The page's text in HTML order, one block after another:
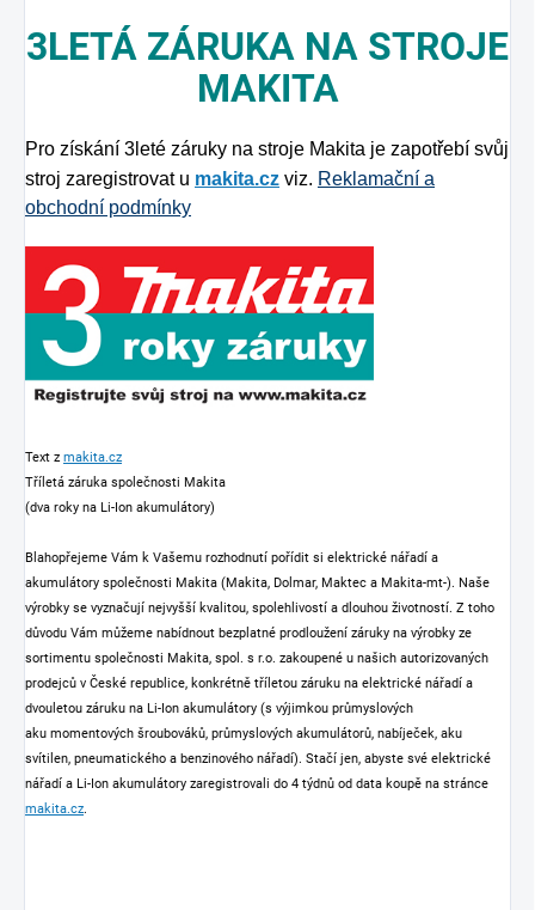
3LETÁ ZÁRUKA NA STROJE
MAKITA
Pro získání 3leté záruky na stroje Makita je zapotřebí svůj
stroj zaregistrovat u makita.cz viz. Reklamační a
obchodní podmínky
Text z makita.cz
Tříletá záruka společnosti Makita
(dva roky na Li-Ion akumulátory)
Blahopřejeme Vám k Vašemu rozhodnutí pořídit si elektrické nářadí a
akumulátory společnosti Makita (Makita, Dolmar, Maktec a Makita-mt-). Naše
výrobky se vyznačují nejvyšší kvalitou, spolehlivostí a dlouhou životností. Z toho
důvodu Vám můžeme nabídnout bezplatné prodloužení záruky na výrobky ze
sortimentu společnosti Makita, spol. s r.o. zakoupené u našich autorizovaných
prodejců v České republice, konkrétně tříletou záruku na elektrické nářadí a
dvouletou záruku na Li-Ion akumulátory (s výjimkou průmyslových
aku momentových šroubováků, průmyslových akumulátorů, nabíječek, aku
svítilen, pneumatického a benzinového nářadí). Stačí jen, abyste své elektrické
nářadí a Li-Ion akumulátory zaregistrovali do 4 týdnů od data koupě na stránce
makita.cz.